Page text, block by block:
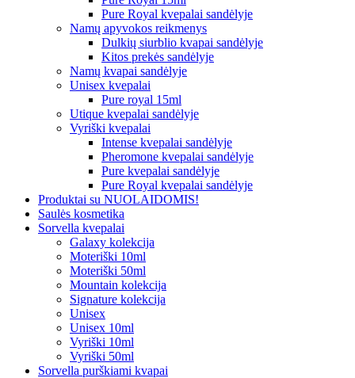
Pure Royal kvepalai sandėlyje
Namų apyvokos reikmenys
Dulkių siurblio kvapai sandėlyje
Kitos prekės sandėlyje
Namų kvapai sandėlyje
Unisex kvepalai
Pure royal 15ml
Utique kvepalai sandėlyje
Vyriški kvepalai
Intense kvepalai sandėlyje
Pheromone kvepalai sandėlyje
Pure kvepalai sandėlyje
Pure Royal kvepalai sandėlyje
Produktai su NUOLAIDOMIS!
Saulės kosmetika
Sorvella kvepalai
Galaxy kolekcija
Moteriški 10ml
Moteriški 50ml
Mountain kolekcija
Signature kolekcija
Unisex
Unisex 10ml
Vyriški 10ml
Vyriški 50ml
Sorvella purškiami kvapai